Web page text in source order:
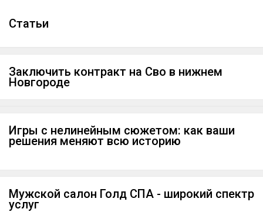
Cтатьи
Заключить контракт на Сво в нижнем
Новгороде
Игры с нелинейным сюжетом: как ваши
решения меняют всю историю
Мужской салон Голд СПА - широкий спектр
услуг